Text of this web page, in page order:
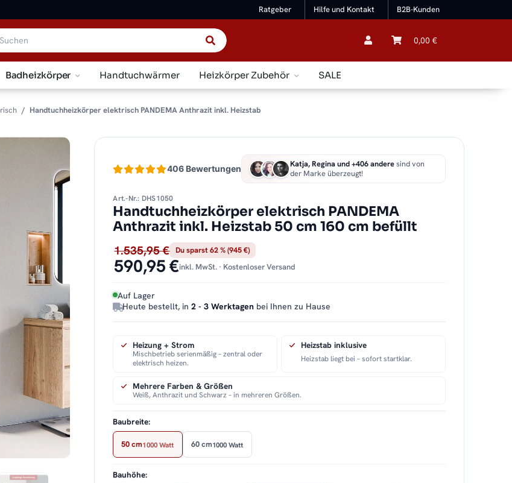
Ratgeber Hilfe und Kontakt B2B-Kunden
0,00 €
Badheizkörper Handtuchwärmer Heizkörper Zubehör SALE
Handtuchheizkörper elektrisch PANDEMA Anthrazit inkl. Heizstab
406 Bewertungen Katja, Regina und +406 anderesind von
der Marke überzeugt!
Art.-Nr.: DHS1050
Handtuchheizkörper elektrisch PANDEMA
Anthrazit inkl. Heizstab 50 cm 160 cm befüllt
1.535,95 € Du sparst 62 % (945 €)
590,95 €inkl. MwSt. · Kostenloser Versand
Auf Lager
Heute bestellt, in2 - 3 Werktagen bei Ihnen zu Hause
Heizung + Strom
Mischbetrieb serienmäßig – zentral oder
elektrisch heizen.
Heizstab inklusive
Heizstab liegt bei – sofort startklar.
Mehrere Farben & Größen
Weiß, Anthrazit und Schwarz – in mehreren Größen.
Baubreite:
50 cm1000 Watt 60 cm1000 Watt
Bauhöhe: